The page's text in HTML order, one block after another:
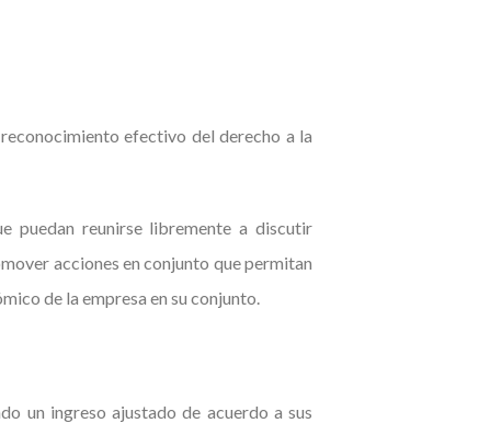
efectivo del derecho a la
puedan reunirse libremente a discutir
acciones en conjunto que permitan
de la empresa en su conjunto.
un ingreso ajustado de acuerdo a sus